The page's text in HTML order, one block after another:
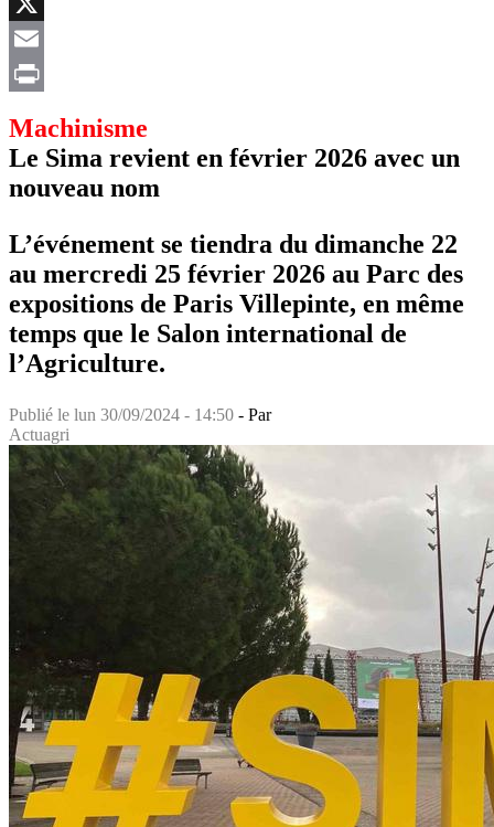
X
Email
Machinisme
Le Sima revient en février 2026 avec un
nouveau nom
L’événement se tiendra du dimanche 22
au mercredi 25 février 2026 au Parc des
expositions de Paris Villepinte, en même
temps que le Salon international de
l’Agriculture.
Publié le lun 30/09/2024 - 14:50 - Par
Actuagri